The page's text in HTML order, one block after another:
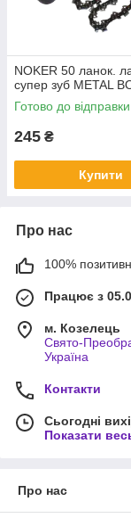
NOKER 50 ланок.
супер зуб METAL
Готово до відправки
245 ₴
Купити
Про нас
100%
Працює з
м. Козелець
Свято-
Україна
Контакти
Сьогодні
Показати
Про нас